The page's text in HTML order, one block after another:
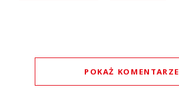
POKAŻ KOMENTARZE